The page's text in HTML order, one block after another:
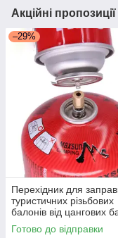
Акційні
–29%
Перехідник для
туристичних різьбових
балонів від цангових
заправний перехідник
Готово до відправки